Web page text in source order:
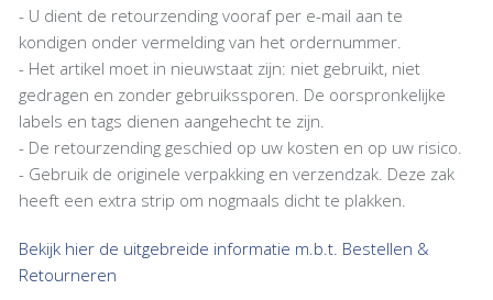
- U dient de retourzending vooraf per e-mail aan te
kondigen onder vermelding van het ordernummer.
- Het artikel moet in nieuwstaat zijn: niet gebruikt, niet
gedragen en zonder gebruikssporen. De oorspronkelijke
labels en tags dienen aangehecht te zijn.
- De retourzending geschied op uw kosten en op uw risico.
- Gebruik de originele verpakking en verzendzak. Deze zak
heeft een extra strip om nogmaals dicht te plakken.
Bekijk hier de uitgebreide informatie m.b.t. Bestellen &
Retourneren